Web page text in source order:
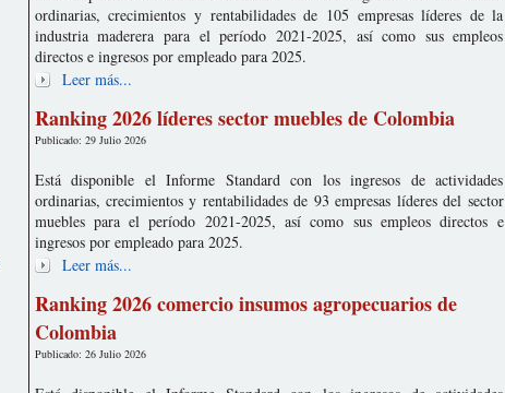
ordinarias, crecimientos y rentabilidades de 105 empresas líderes de la
industria maderera para el período 2021-2025, así como sus empleos
directos e ingresos por empleado para 2025.
Leer más...
Ranking 2026 líderes sector muebles de Colombia
Publicado: 29 Julio 2026
Está disponible el Informe Standard con los ingresos de actividades
ordinarias, crecimientos y rentabilidades de 93 empresas líderes del sector
muebles para el período 2021-2025, así como sus empleos directos e
ingresos por empleado para 2025.
Leer más...
Ranking 2026 comercio insumos agropecuarios de
Colombia
Publicado: 26 Julio 2026